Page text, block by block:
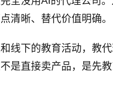
清晰、替代价值明确。
线下的教育活动，教
是直接卖产品，是先